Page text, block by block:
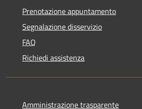
Prenotazione appuntamento
Segnalazione disservizio
FAQ
Richiedi assistenza
Amministrazione trasparente